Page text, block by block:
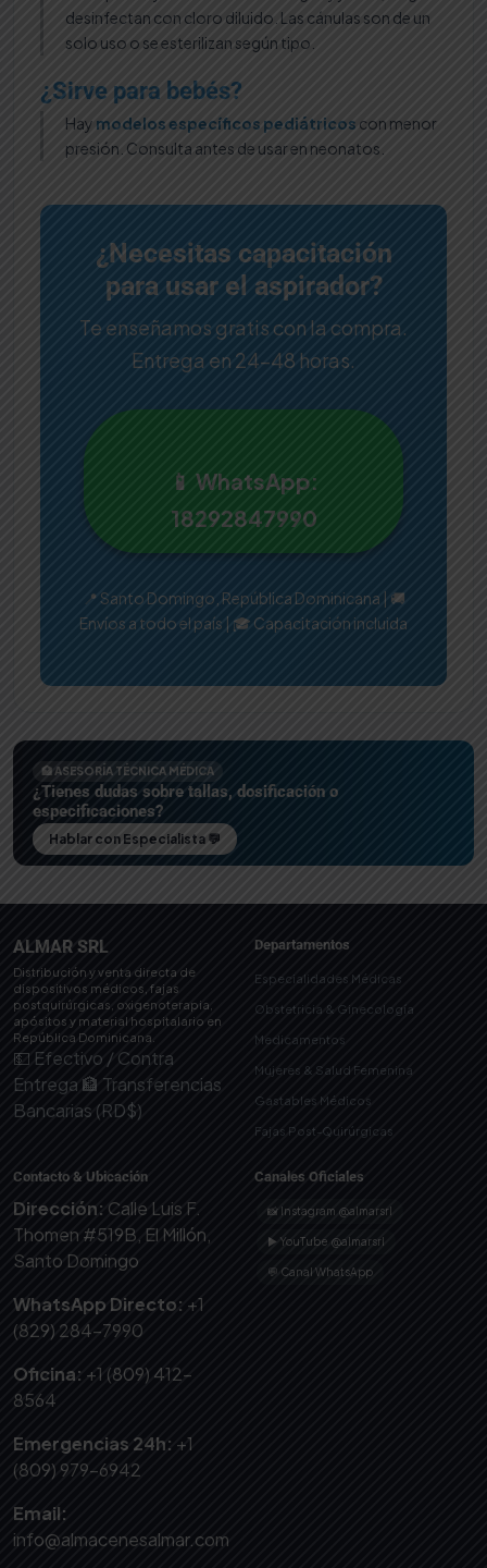
desinfectan con cloro diluido. Las cánulas son de un
solo uso o se esterilizan según tipo.
¿Sirve para bebés?
Hay modelos específicos pediátricos con menor
presión. Consulta antes de usar en neonatos.
¿Necesitas capacitación
para usar el aspirador?
Te enseñamos gratis con la compra.
Entrega en 24-48 horas.
📱 WhatsApp:
18292847990
📍 Santo Domingo, República Dominicana | 🚚
Envíos a todo el país | 🎓 Capacitación incluida
🏥 ASESORÍA TÉCNICA MÉDICA
¿Tienes dudas sobre tallas, dosificación o
especificaciones?
Hablar con Especialista 💬
ALMAR SRL
Distribución y venta directa de
dispositivos médicos, fajas
postquirúrgicas, oxigenoterapia,
apósitos y material hospitalario en
República Dominicana.
💵 Efectivo / Contra
Entrega 🏦 Transferencias
Bancarias (RD$)
Departamentos
Especialidades Médicas
Obstetricia & Ginecología
Medicamentos
Mujeres & Salud Femenina
Gastables Médicos
Fajas Post-Quirúrgicas
Contacto & Ubicación
Dirección: Calle Luis F.
Thomen #519B, El Millón,
Santo Domingo
WhatsApp Directo: +1
(829) 284-7990
Oficina: +1 (809) 412-
8564
Emergencias 24h: +1
(809) 979-6942
Email:
info@almacenesalmar.com
Canales Oficiales
📸 Instagram @almarsrl
▶ YouTube @almarsrl
💬 Canal WhatsApp